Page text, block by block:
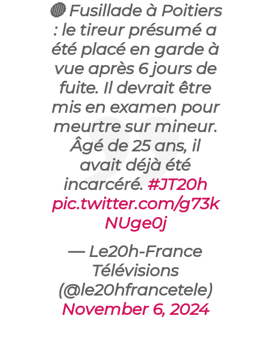
🔴 Fusillade à Poitiers
: le tireur présumé a
été placé en garde à
vue après 6 jours de
fuite. Il devrait être
mis en examen pour
meurtre sur mineur.
Âgé de 25 ans, il
avait déjà été
incarcéré. #JT20h
pic.twitter.com/g73k
NUge0j
— Le20h-France
Télévisions
(@le20hfrancetele)
November 6, 2024